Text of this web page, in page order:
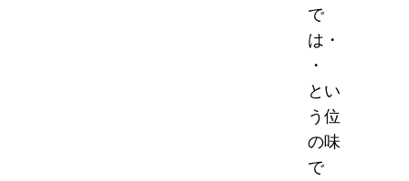
で
は・
・
とい
う位
の味
で